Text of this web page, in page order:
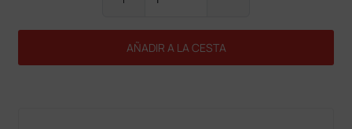
AÑADIR A LA CESTA